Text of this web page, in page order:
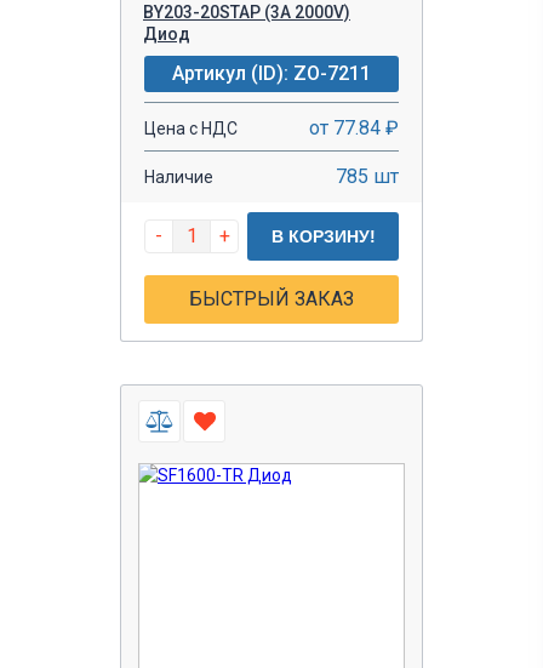
BY203-20STAP (3A 2000V)
Диод
Артикул (ID): ZO-7211
Цена с НДС от 77.84 ₽
Наличие 785 шт
- + В КОРЗИНУ!
БЫСТРЫЙ ЗАКАЗ